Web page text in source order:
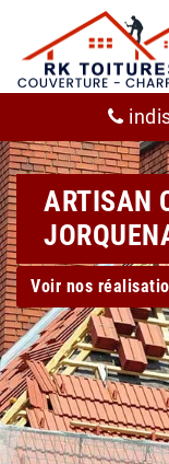
ARTISAN
Voir nos